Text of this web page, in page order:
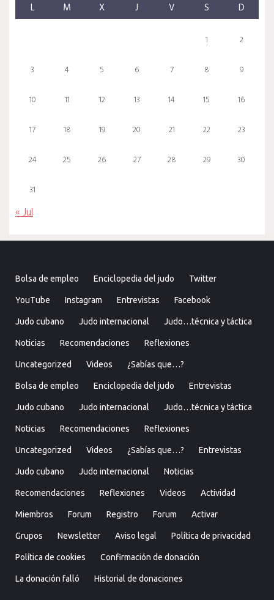
L M X J V S D
1 2
3 4 5 6 7 8 9
10 11 12 13 14 15 16
17 18 19 20 21 22 23
24 25 26 27 28 29 30
31
« Jul
Bolsa de empleo Enciclopedia del judo Twitter
YouTube Instagram Entrevistas Facebook
Judo cubano Judo internacional Judo…técnica y táctica
Noticias Recomendaciones Reflexiones
Uncategorized Videos ¿Sabías que…?
Bolsa de empleo Enciclopedia del judo Entrevistas
Judo cubano Judo internacional Judo…técnica y táctica
Noticias Recomendaciones Reflexiones
Uncategorized Videos ¿Sabías que…? Entrevistas
Judo cubano Judo internacional Noticias
Recomendaciones Reflexiones Videos Actividad
Miembros Forum Registro Forum Activar
Grupos Newsletter Aviso legal Política de privacidad
Política de cookies Confirmación de donación
La donación falló Historial de donaciones